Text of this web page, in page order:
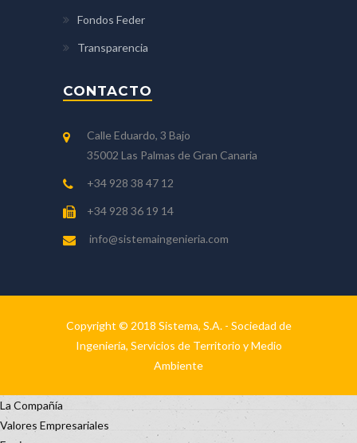
Fondos Feder
Transparencia
CONTACTO
Calle Eduardo, 3 Bajo
35002 Las Palmas de Gran Canaria
+34 928 38 47 12
+34 928 36 19 14
info@sistemaingenieria.com
Copyright © 2018 Sistema, S.A. - Sociedad de
Ingeniería, Servicios de Territorio y Medio
Ambiente
La Compañía
Valores Empresariales